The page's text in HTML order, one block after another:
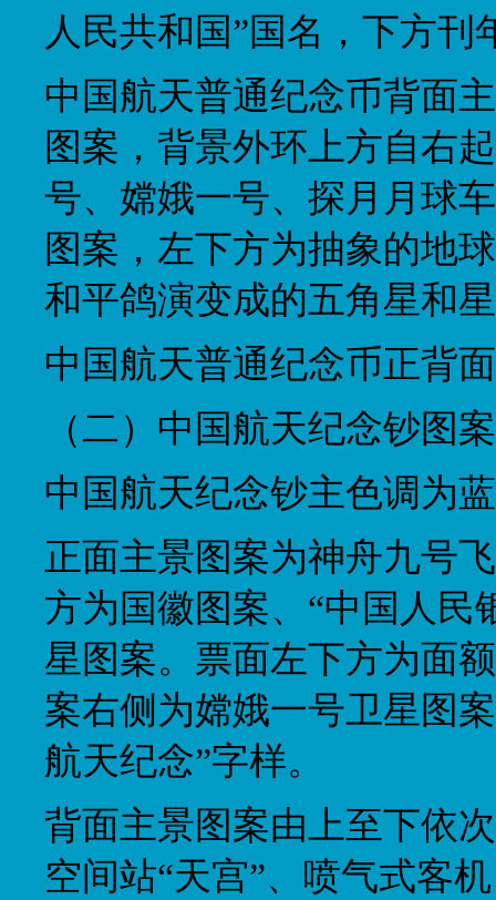
人民共和国”国名，下方刊
中国航天普通纪念币背面
图案，背景外环上方自右
号、嫦娥一号、探月月球
图案，左下方为抽象的地
和平鸽演变成的五角星和
中国航天普通纪念币正背
（二）中国航天纪念钞图
中国航天纪念钞主色调为
正面主景图案为神舟九号
方为国徽图案、“中国人民
星图案。票面左下方为面
案右侧为嫦娥一号卫星图
航天纪念”字样。
背面主景图案由上至下依
空间站“天宫”、喷气式客